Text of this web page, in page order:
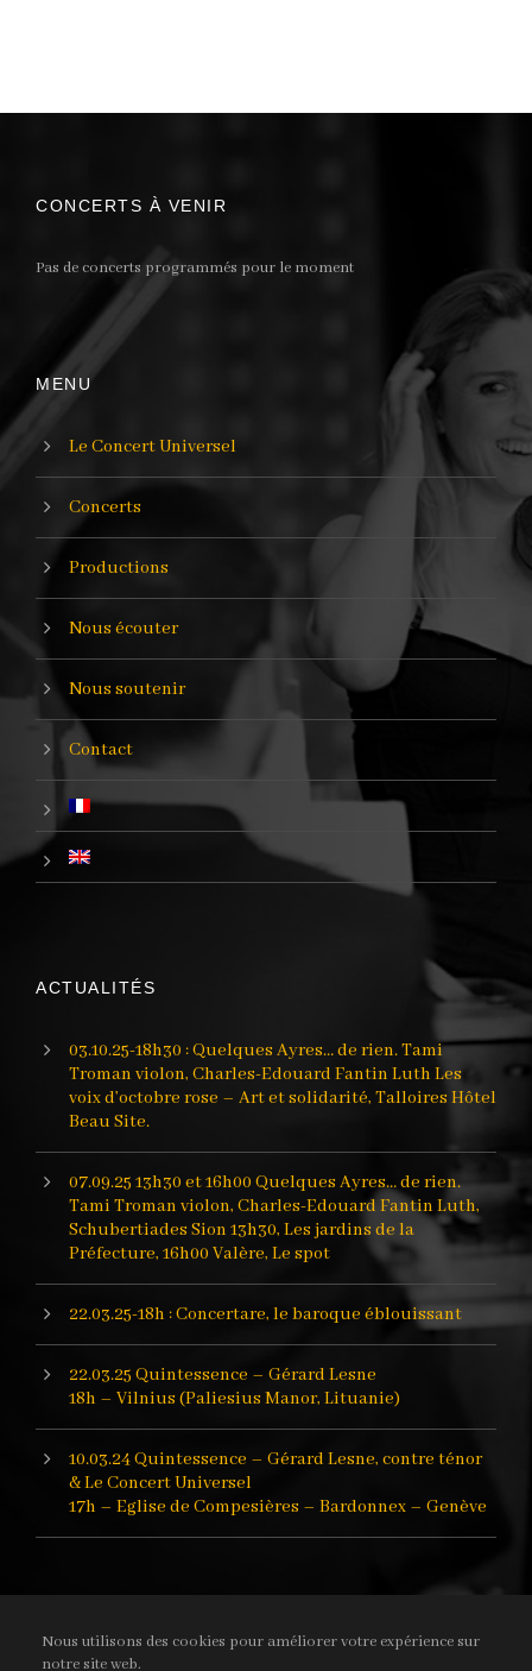
CONCERTS À VENIR
Pas de concerts programmés pour le moment
MENU
Le Concert Universel
Concerts
Productions
Nous écouter
Nous soutenir
Contact
ACTUALITÉS
03.10.25-18h30 : Quelques Ayres… de rien. Tami
Troman violon, Charles-Edouard Fantin Luth Les
voix d’octobre rose – Art et solidarité, Talloires Hôtel
Beau Site.
07.09.25 13h30 et 16h00 Quelques Ayres… de rien.
Tami Troman violon, Charles-Edouard Fantin Luth,
Schubertiades Sion 13h30, Les jardins de la
Préfecture, 16h00 Valère, Le spot
22.03.25-18h : Concertare, le baroque éblouissant
22.03.25 Quintessence – Gérard Lesne
18h – Vilnius (Paliesius Manor, Lituanie)
10.03.24 Quintessence – Gérard Lesne, contre ténor
& Le Concert Universel
17h – Eglise de Compesières – Bardonnex – Genève
Nous utilisons des cookies pour améliorer votre expérience sur
notre site web.